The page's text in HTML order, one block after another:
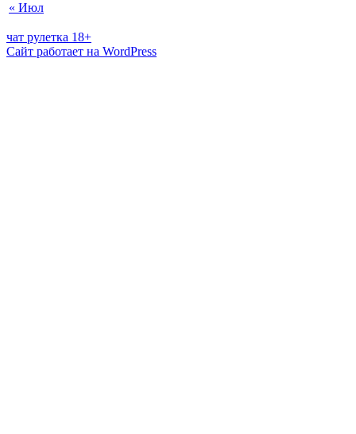
« Июл
чат рулетка 18+
Сайт работает на WordPress